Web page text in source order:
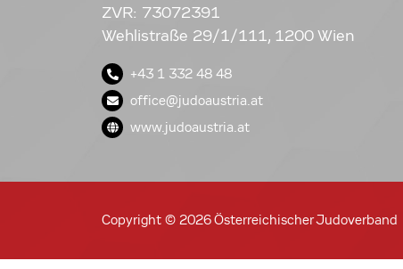
ZVR: 73072391
Wehlistraße 29/1/111, 1200 Wien
+43 1 332 48 48
office@judoaustria.at
www.judoaustria.at
Copyright © 2026 Österreichischer Judoverband